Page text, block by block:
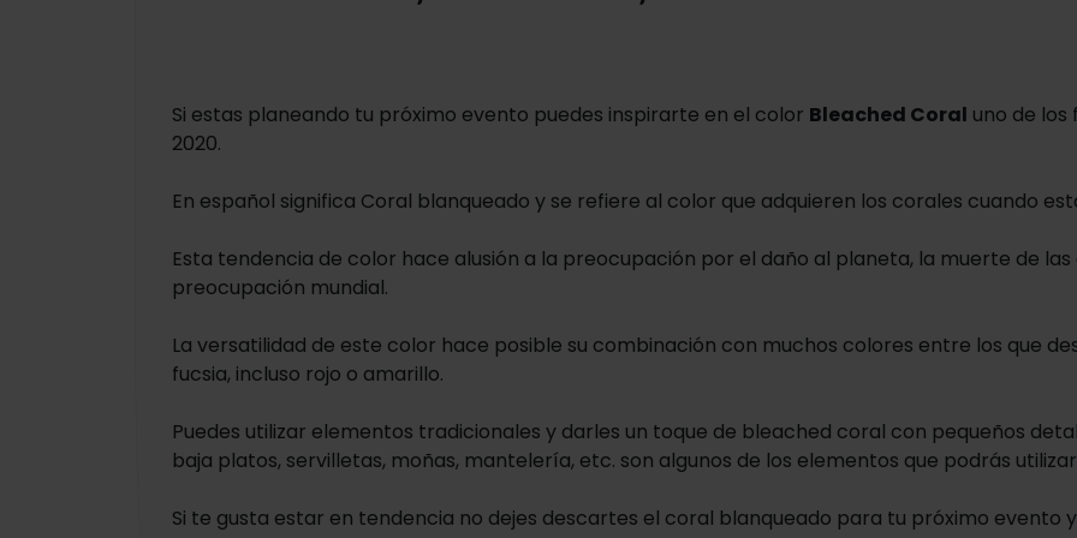
Si estas planeando tu próximo evento puedes inspirarte en el color Bleached Coral uno de
2020.
En español significa Coral blanqueado y se refiere al color que adquieren los corales cuando
Esta tendencia de color hace alusión a la preocupación por el daño al planeta, la muerte de
preocupación mundial.
La versatilidad de este color hace posible su combinación con muchos colores entre los que
fucsia, incluso rojo o amarillo.
Puedes utilizar elementos tradicionales y darles un toque de bleached coral con pequeños
baja platos, servilletas, moñas, mantelería, etc. son algunos de los elementos que podrás
Si te gusta estar en tendencia no dejes descartes el coral blanqueado para tu próximo evento